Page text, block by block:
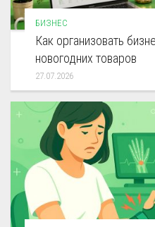
БИЗНЕС
Как организовать
новогодних товаров
27.07.2026